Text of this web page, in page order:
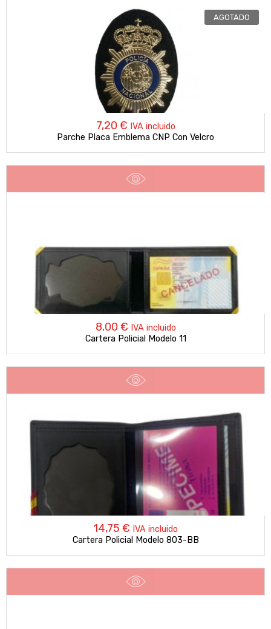
AGOTADO
7,20 € IVA incluido
Parche Placa Emblema CNP Con Velcro
8,00 € IVA incluido
Cartera Policial Modelo 11
14,75 € IVA incluido
Cartera Policial Modelo 803-BB